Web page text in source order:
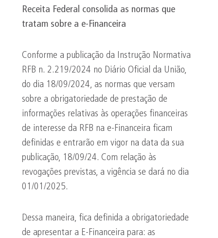
Receita Federal consolida as normas que
tratam sobre a e-Financeira
Conforme a publicação da Instrução Normativa
RFB n. 2.219/2024 no Diário Oficial da União,
do dia 18/09/2024, as normas que versam
sobre a obrigatoriedade de prestação de
informações relativas às operações financeiras
de interesse da RFB na e-Financeira ficam
definidas e entrarão em vigor na data da sua
publicação, 18/09/24. Com relação às
revogações previstas, a vigência se dará no dia
01/01/2025.
Dessa maneira, fica definida a obrigatoriedade
de apresentar a E-Financeira para: as